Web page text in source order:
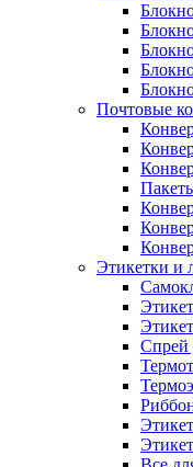
Почтовые
Этикетки и
Спрей